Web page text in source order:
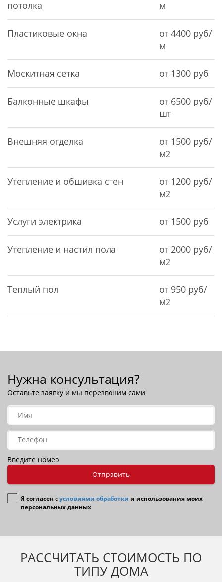
потолка м
Пластиковые окна
от 4400 руб/
м
Москитная сетка от 1300 руб
Балконные шкафы
от 6500 руб/
шт
Внешняя отделка
от 1500 руб/
м2
Утепление и обшивка стен
от 1200 руб/
м2
Услуги электрика от 1500 руб
Утепление и настил пола
от 2000 руб/
м2
Теплый пол
от 950 руб/
м2
Нужна консультация?
Оставьте заявку и мы перезвоним сами
Введите номер
Отправить
Я согласен сусловиями обработки и использования моих
персональных данных
РАССЧИТАТЬ СТОИМОСТЬ ПО
ТИПУ ДОМА